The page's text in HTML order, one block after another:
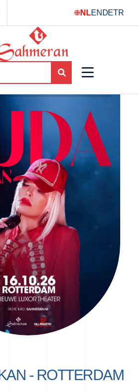
NLEN DETR
- ROTTERDAM